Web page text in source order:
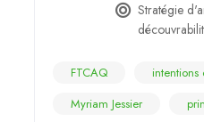
Stratégie
FTCAQ
Myriam Jessier